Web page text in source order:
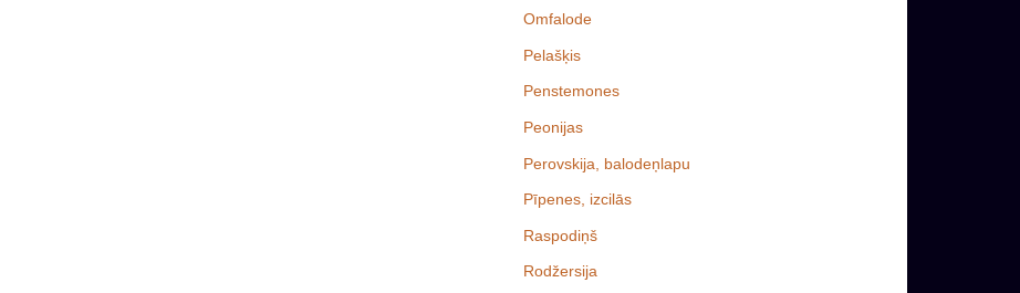
Omfalode
Pelašķis
Penstemones
Peonijas
Perovskija, balodeņlapu
Pīpenes, izcilās
Raspodiņš
Rodžersija